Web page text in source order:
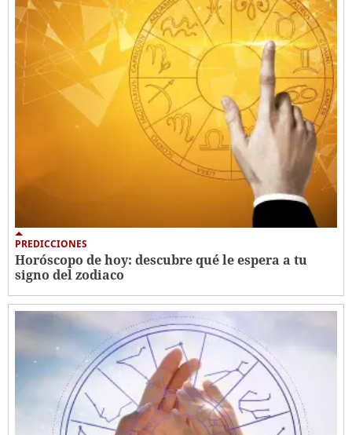
PREDICCIONES
Horóscopo de hoy: descubre qué le espera a tu
signo del zodiaco